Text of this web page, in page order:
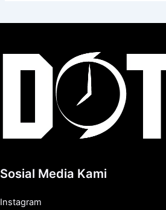
Sosial Media Kami
Instagram